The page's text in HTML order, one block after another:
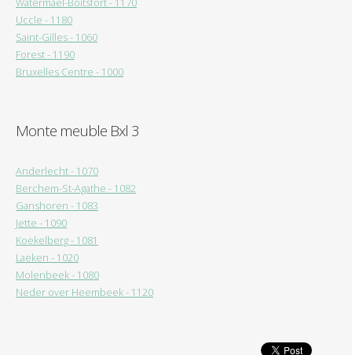
Uccle - 1180
Saint-Gilles - 1060
Forest - 1190
Bruxelles Centre - 1000
Monte meuble Bxl 3
Anderlecht - 1070
Berchem-St-Agathe - 1082
Ganshoren - 1083
Jette - 1090
Koekelberg - 1081
Laeken - 1020
Molenbeek - 1080
Neder over Heembeek - 1120